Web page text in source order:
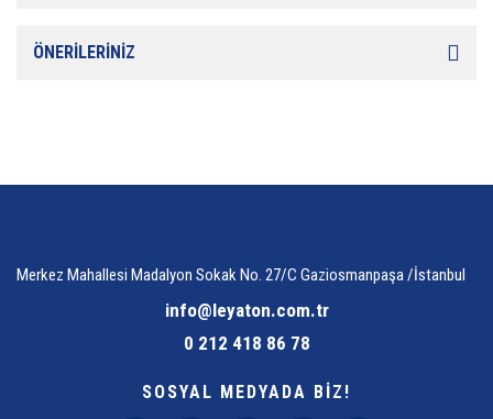
ÖNERİLERİNİZ
Merkez Mahallesi Madalyon Sokak No. 27/C Gaziosmanpaşa /İstanbul
info@leyaton.com.tr
0 212 418 86 78
SOSYAL MEDYADA BİZ!